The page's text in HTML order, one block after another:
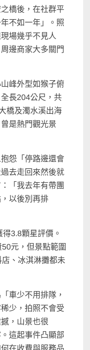
橋後，在社群平
不如一年」。照
場幾乎不見人
邊商家大多關門
峰外型如猴子俯
長204公尺，共
橋及濁水溪出海
是熱門觀光景
怨「停路邊還會
去走回來然後就
「我去年有帶團
以後別再排
3.8顆星評價。
元，但景點範圍
、冰淇淋攤都未
車少不用排隊，
少，拍照不會受
，山景也很
這起事件凸顯部